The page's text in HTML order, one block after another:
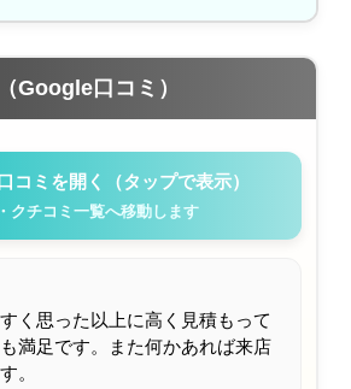
Google口コミ）
コミを開く（タップで表示）
クチコミ一覧へ移動します
く思った以上に高く見積もって
満足です。また何かあれば来店
。